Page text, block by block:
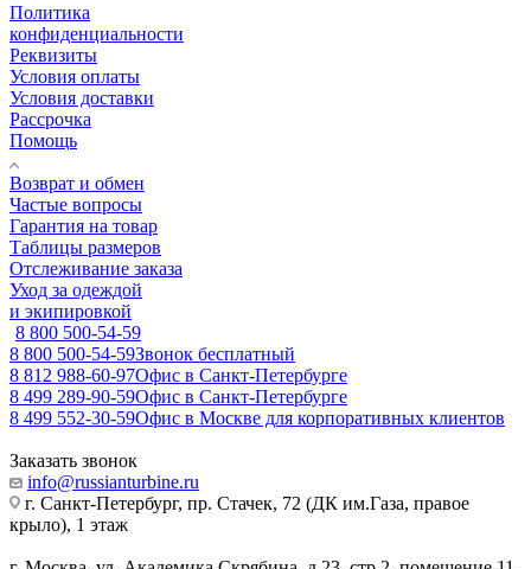
Политика
конфиденциальности
Реквизиты
Условия оплаты
Условия доставки
Рассрочка
Помощь
Возврат и обмен
Частые вопросы
Гарантия на товар
Таблицы размеров
Отслеживание заказа
Уход за одеждой
и экипировкой
8 800 500-54-59
8 800 500-54-59Звонок бесплатный
8 812 988-60-97Офис в Санкт-Петербурге
8 499 289-90-59Офис в Санкт-Петербурге
8 499 552-30-59Офис в Москве для корпоративных клиентов
Заказать звонок
info@russianturbine.ru
г. Санкт-Петербург, пр. Стачек, 72 (ДК им.Газа, правое
крыло), 1 этаж